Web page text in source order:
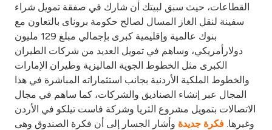
القطاعات، حيث سبق لبيتك أن شارك في صفقة تمويل شراء
سفينة لنقل الغاز المسال لصالح حكومة بروناى بالتعاون مع
بنوك عالمية وإقليمية كبرى بإجمالي مبلغ 129 مليون
دولارأمريكي، وساهم في تمويل العديد من شركات الطيران
الكبرى مثل الخطوط الجوية الماليزية وطيران الإمارات
والخطوط الملكية الأردنية بجانب استثماراته المباشرة في هذا
المجال عبر إنشاء الصناديق والشركات، كما ساهم في مجال
الاتصالات بتمويل مشروع الثريا وشركة فاست تيلكو في الأردن
وغيرها. فكرة جديدة وأشار الجسار إلى أن فكرة الصندوق وهى